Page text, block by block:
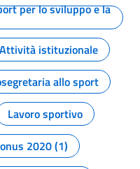
per lo sviluppo e la
Attività istituzionale
allo sport
Lavoro sportivo
2020 (1)